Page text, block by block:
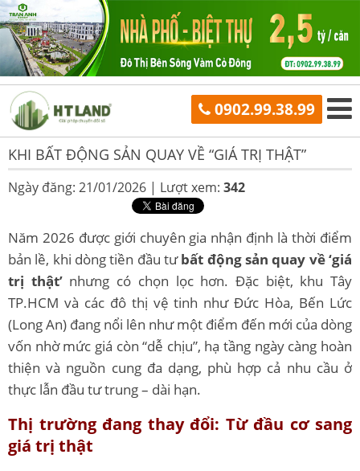
0902.99.38.99
KHI BẤT ĐỘNG SẢN QUAY VỀ “GIÁ TRỊ THẬT”
Ngày đăng: 21/01/2026 | Lượt xem: 342
Năm 2026 được giới chuyên gia nhận định là thời điểm
bản lề, khi dòng tiền đầu tưbất động sản quay về ‘giá
trị thật’nhưng có chọn lọc hơn. Đặc biệt, khu Tây
TP.HCM và các đô thị vệ tinh như Đức Hòa, Bến Lức
(Long An) đang nổi lên như một điểm đến mới của dòng
vốn nhờ mức giá còn “dễ chịu”, hạ tầng ngày càng hoàn
thiện và nguồn cung đa dạng, phù hợp cả nhu cầu ở
thực lẫn đầu tư trung – dài hạn.
Thị trường đang thay đổi: Từ đầu cơ sang
giá trị thật